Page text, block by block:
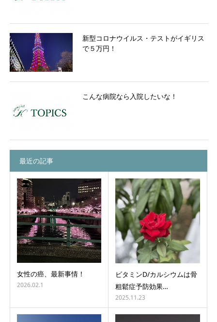
新型コロナウイルス・テストがイギリス
で５万円！
こんな病院なら入院したいな！
最近の記事
女性の癌、最新事情！
2026.02.1
ビタミンD/カルシウムは骨
粗鬆症予防効果…
2025.11.23